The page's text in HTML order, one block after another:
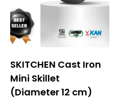
SKITCHEN Cast Iron
Mini Skillet
(Diameter 12 cm)